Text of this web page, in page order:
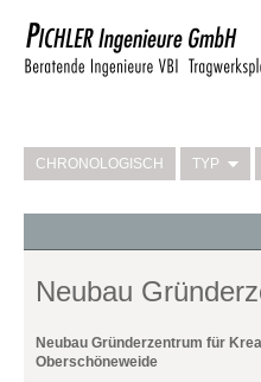
CHRONOLOGISCH TYP
Neubau
Neubau Gründerzentrum für
Oberschöneweide